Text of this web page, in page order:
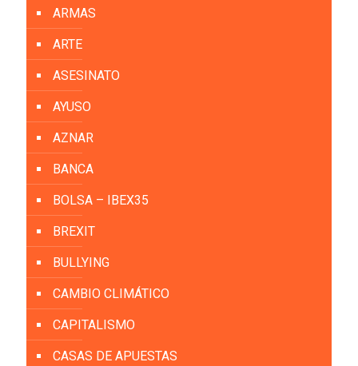
ARMAS
ARTE
ASESINATO
AYUSO
AZNAR
BANCA
BOLSA – IBEX35
BREXIT
BULLYING
CAMBIO CLIMÁTICO
CAPITALISMO
CASAS DE APUESTAS